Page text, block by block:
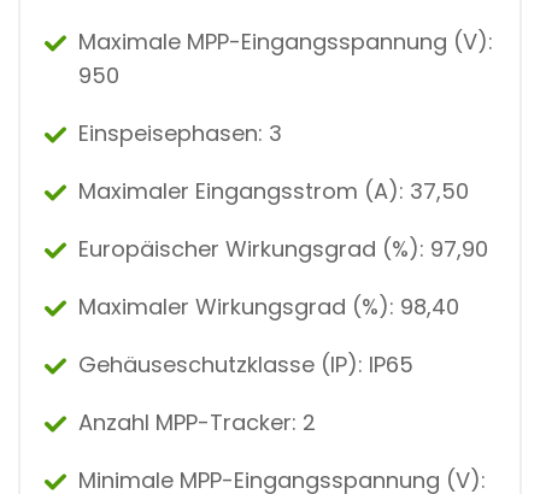
Maximale MPP-Eingangsspannung (V):
950
Einspeisephasen: 3
Maximaler Eingangsstrom (A): 37,50
Europäischer Wirkungsgrad (%): 97,90
Maximaler Wirkungsgrad (%): 98,40
Gehäuseschutzklasse (IP): IP65
Anzahl MPP-Tracker: 2
Minimale MPP-Eingangsspannung (V):